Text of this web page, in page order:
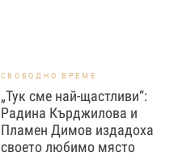
СВОБОДНО ВРЕМЕ
„Тук сме най-щастливи“:
Радина Кърджилова и
Пламен Димов издадоха
своето любимо място